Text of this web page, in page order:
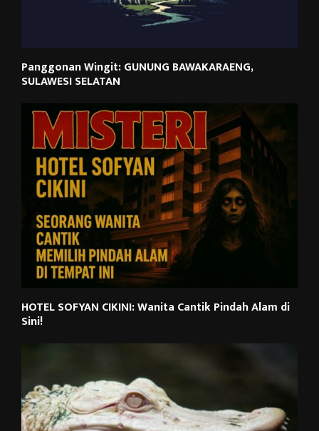
Panggonan Wingit: GUNUNG BAWAKARAENG,
SULAWESI SELATAN
HOTEL SOFYAN CIKINI: Wanita Cantik Pindah Alam di
Sini!